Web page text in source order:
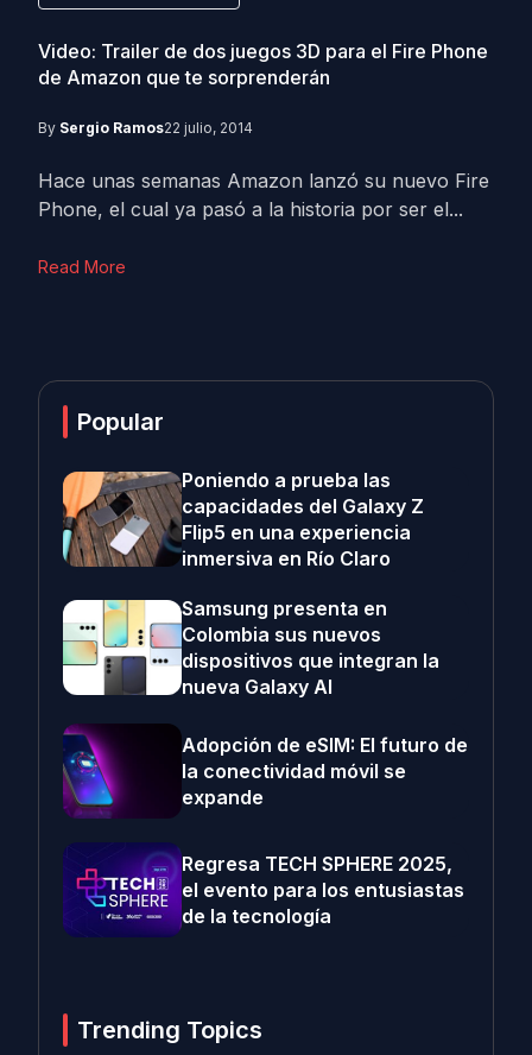
Video: Trailer de dos juegos 3D para el Fire Phone
de Amazon que te sorprenderán
By Sergio Ramos22 julio, 2014
Hace unas semanas Amazon lanzó su nuevo Fire
Phone, el cual ya pasó a la historia por ser el...
Read More
Popular
Poniendo a prueba las
capacidades del Galaxy Z
Flip5 en una experiencia
inmersiva en Río Claro
Samsung presenta en
Colombia sus nuevos
dispositivos que integran la
nueva Galaxy AI
Adopción de eSIM: El futuro de
la conectividad móvil se
expande
Regresa TECH SPHERE 2025,
el evento para los entusiastas
de la tecnología
Trending Topics